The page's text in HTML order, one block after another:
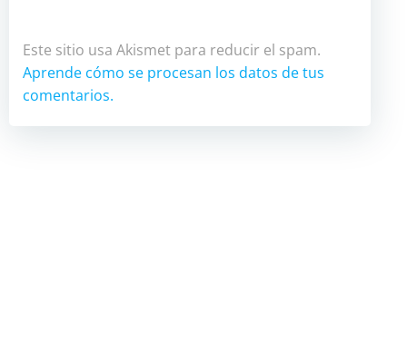
Este sitio usa Akismet para reducir el spam.
Aprende cómo se procesan los datos de tus
comentarios.